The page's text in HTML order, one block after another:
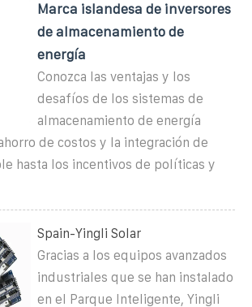
Marca islandesa de inversores
de almacenamiento de
energía
Conozca las ventajas y los
desafíos de los sistemas de
almacenamiento de energía
de costos y la integración de
hasta los incentivos de políticas y
Spain-Yingli Solar
Gracias a los equipos avanzados
industriales que se han instalado
en el Parque Inteligente, Yingli